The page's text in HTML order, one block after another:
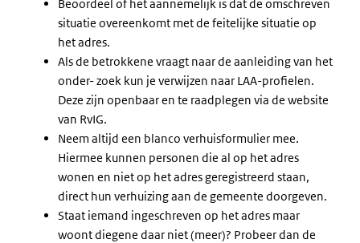
Beoordeel of het aannemelijk is dat de omschreven
situatie overeenkomt met de feitelijke situatie op
het adres.
Als de betrokkene vraagt naar de aanleiding van het
onder- zoek kun je verwijzen naar LAA-profielen.
Deze zijn openbaar en te raadplegen via de website
van RvIG.
Neem altijd een blanco verhuisformulier mee.
Hiermee kunnen personen die al op het adres
wonen en niet op het adres geregistreerd staan,
direct hun verhuizing aan de gemeente doorgeven.
Staat iemand ingeschreven op het adres maar
woont diegene daar niet (meer)? Probeer dan de